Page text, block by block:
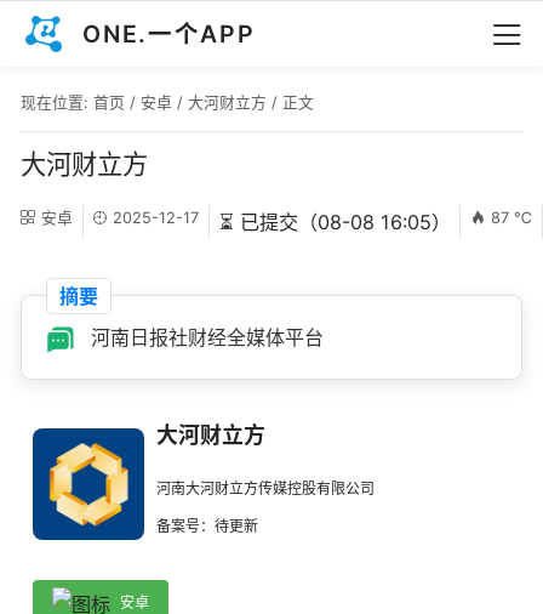
ONE.一个APP
现在位置: 首页 / 安卓 / 大河财立方 / 正文
大河财立方
安卓 2025-12-17 ⏳ 已提交（08-08 16:05） 87 ℃
摘要
河南日报社财经全媒体平台
大河财立方
河南大河财立方传媒控股有限公司
备案号：待更新
安卓